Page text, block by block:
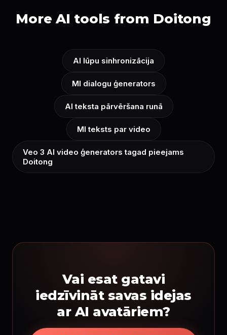
More AI tools from Doitong
AI lūpu sinhronizācija
MI dialogu ģenerators
AI teksta pārvēršana runā
MI teksts par video
Veo 3 AI video ģenerators tagad pieejams
Doitong
Vai esat gatavi
iedzīvināt savas idejas
ar AI avatāriem?